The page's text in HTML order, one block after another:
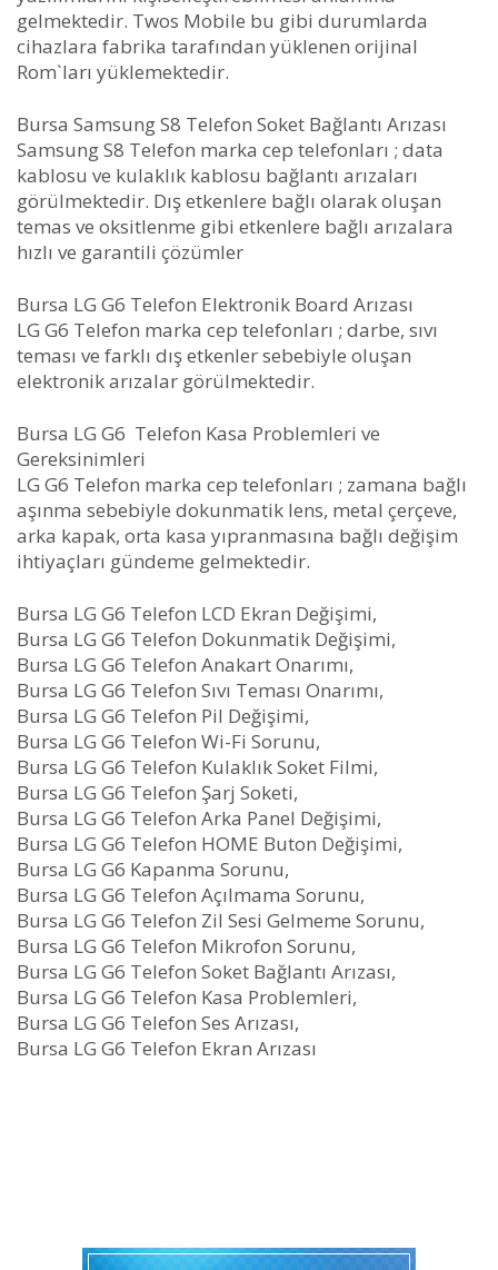
gelmektedir. Twos Mobile bu gibi durumlarda
cihazlara fabrika tarafından yüklenen orijinal
Rom`ları yüklemektedir.
Bursa Samsung S8 Telefon Soket Bağlantı Arızası
Samsung S8 Telefon marka cep telefonları ; data
kablosu ve kulaklık kablosu bağlantı arızaları
görülmektedir. Dış etkenlere bağlı olarak oluşan
temas ve oksitlenme gibi etkenlere bağlı arızalara
hızlı ve garantili çözümler
Bursa LG G6 Telefon Elektronik Board Arızası
LG G6 Telefon marka cep telefonları ; darbe, sıvı
teması ve farklı dış etkenler sebebiyle oluşan
elektronik arızalar görülmektedir.
Bursa LG G6 Telefon Kasa Problemleri ve
Gereksinimleri
LG G6 Telefon marka cep telefonları ; zamana bağlı
aşınma sebebiyle dokunmatik lens, metal çerçeve,
arka kapak, orta kasa yıpranmasına bağlı değişim
ihtiyaçları gündeme gelmektedir.
Bursa LG G6 Telefon LCD Ekran Değişimi,
Bursa LG G6 Telefon Dokunmatik Değişimi,
Bursa LG G6 Telefon Anakart Onarımı,
Bursa LG G6 Telefon Sıvı Teması Onarımı,
Bursa LG G6 Telefon Pil Değişimi,
Bursa LG G6 Telefon Wi-Fi Sorunu,
Bursa LG G6 Telefon Kulaklık Soket Filmi,
Bursa LG G6 Telefon Şarj Soketi,
Bursa LG G6 Telefon Arka Panel Değişimi,
Bursa LG G6 Telefon HOME Buton Değişimi,
Bursa LG G6 Kapanma Sorunu,
Bursa LG G6 Telefon Açılmama Sorunu,
Bursa LG G6 Telefon Zil Sesi Gelmeme Sorunu,
Bursa LG G6 Telefon Mikrofon Sorunu,
Bursa LG G6 Telefon Soket Bağlantı Arızası,
Bursa LG G6 Telefon Kasa Problemleri,
Bursa LG G6 Telefon Ses Arızası,
Bursa LG G6 Telefon Ekran Arızası